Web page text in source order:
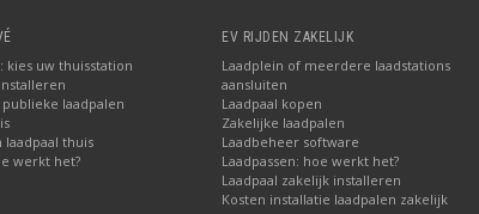
kies uw thuisstation
laadpalen
laadpaal thuis
werkt het?
EV RIJDEN ZAKELIJK
Laadplein of meerdere laadstations
aansluiten
Laadpaal kopen
Zakelijke laadpalen
Laadbeheer software
Laadpassen: hoe werkt het?
Laadpaal zakelijk installeren
Kosten installatie laadpalen zakelijk